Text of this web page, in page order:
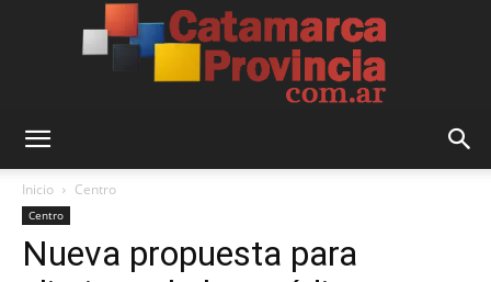
Provincia
Inicio Centro
Centro
Nueva propuesta para